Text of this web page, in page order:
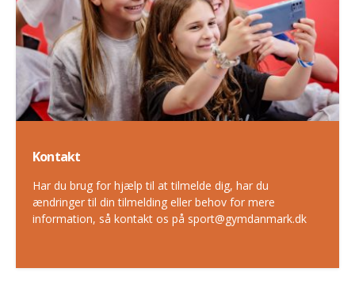
Kontakt
Har du brug for hjælp til at tilmelde dig, har du
ændringer til din tilmelding eller behov for mere
information, så kontakt os på sport@gymdanmark.dk